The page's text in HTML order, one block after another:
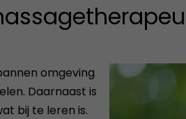
omgeving
Daarnaast is
bij te leren is.